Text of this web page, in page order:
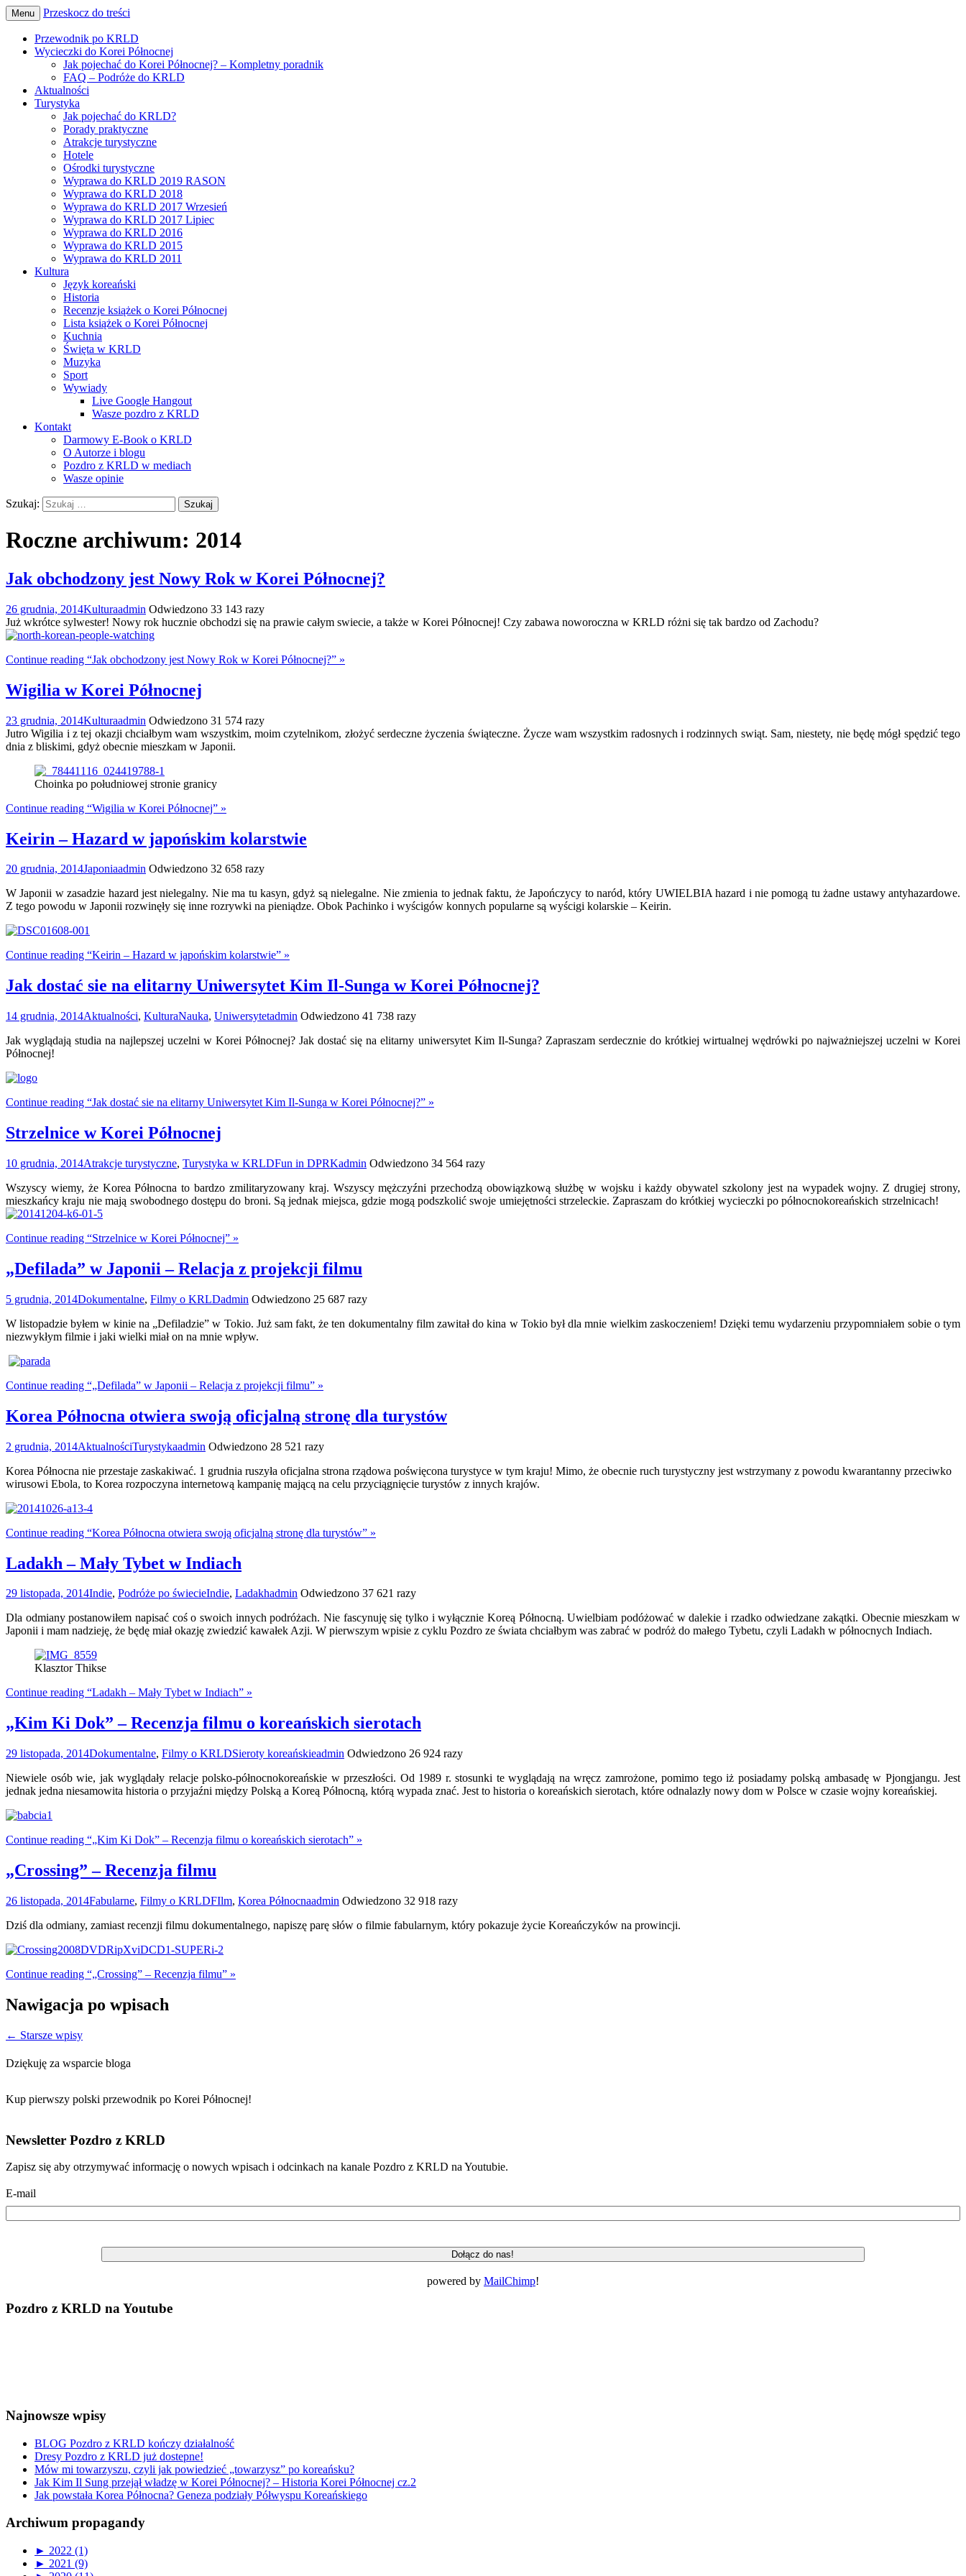
Pozdro z KRLD
Menu Przeskocz do treści
Przewodnik po KRLD
Wycieczki do Korei Północnej
Jak pojechać do Korei Północnej? – Kompletny poradnik
FAQ – Podróże do KRLD
Aktualności
Turystyka
Jak pojechać do KRLD?
Porady praktyczne
Atrakcje turystyczne
Hotele
Ośrodki turystyczne
Wyprawa do KRLD 2019 RASON
Wyprawa do KRLD 2018
Wyprawa do KRLD 2017 Wrzesień
Wyprawa do KRLD 2017 Lipiec
Wyprawa do KRLD 2016
Wyprawa do KRLD 2015
Wyprawa do KRLD 2011
Kultura
Język koreański
Historia
Recenzje książek o Korei Północnej
Lista książek o Korei Północnej
Kuchnia
Święta w KRLD
Muzyka
Sport
Wywiady
Live Google Hangout
Wasze pozdro z KRLD
Kontakt
Darmowy E-Book o KRLD
O Autorze i blogu
Pozdro z KRLD w mediach
Wasze opinie
Szukaj:
Roczne archiwum: 2014
Jak obchodzony jest Nowy Rok w Korei Północnej?
26 grudnia, 2014Kulturaadmin Odwiedzono 33 143 razy
Już wkrótce sylwester! Nowy rok hucznie obchodzi się na prawie całym swiecie, a także w Korei Północnej! Czy zabawa noworoczna w KRLD różni się tak bardzo od Zachodu?
Continue reading “Jak obchodzony jest Nowy Rok w Korei Północnej?” »
Wigilia w Korei Północnej
23 grudnia, 2014Kulturaadmin Odwiedzono 31 574 razy
Jutro Wigilia i z tej okazji chciałbym wam wszystkim, moim czytelnikom, złożyć serdeczne życzenia świąteczne. Życze wam wszystkim radosnych i rodzinnych swiąt. Sam, niestety, nie będę mógł spędzić tego
dnia z bliskimi, gdyż obecnie mieszkam w Japonii.
Choinka po południowej stronie granicy
Continue reading “Wigilia w Korei Północnej” »
Keirin – Hazard w japońskim kolarstwie
20 grudnia, 2014Japoniaadmin Odwiedzono 32 658 razy
W Japonii w zasadzie hazard jest nielegalny. Nie ma tu kasyn, gdyż są nielegalne. Nie zmienia to jednak faktu, że Japończycy to naród, który UWIELBIA hazard i nie pomogą tu żadne ustawy antyhazardowe.
Z tego powodu w Japonii rozwinęły się inne rozrywki na pieniądze. Obok Pachinko i wyścigów konnych popularne są wyścigi kolarskie – Keirin.
Continue reading “Keirin – Hazard w japońskim kolarstwie” »
Jak dostać sie na elitarny Uniwersytet Kim Il-Sunga w Korei Północnej?
14 grudnia, 2014Aktualności, KulturaNauka, Uniwersytetadmin Odwiedzono 41 738 razy
Jak wyglądają studia na najlepszej uczelni w Korei Północnej? Jak dostać się na elitarny uniwersytet Kim Il-Sunga? Zapraszam serdecznie do krótkiej wirtualnej wędrówki po najważniejszej uczelni w Korei
Północnej!
Continue reading “Jak dostać sie na elitarny Uniwersytet Kim Il-Sunga w Korei Północnej?” »
Strzelnice w Korei Północnej
10 grudnia, 2014Atrakcje turystyczne, Turystyka w KRLDFun in DPRKadmin Odwiedzono 34 564 razy
Wszyscy wiemy, że Korea Północna to bardzo zmilitaryzowany kraj. Wszyscy mężczyźni przechodzą obowiązkową służbę w wojsku i każdy obywatel szkolony jest na wypadek wojny. Z drugiej strony,
mieszkańcy kraju nie mają swobodnego dostępu do broni. Są jednak miejsca, gdzie mogą podszkolić swoje umiejętności strzeleckie. Zapraszam do krótkiej wycieczki po północnokoreańskich strzelnicach!
Continue reading “Strzelnice w Korei Północnej” »
„Defilada” w Japonii – Relacja z projekcji filmu
5 grudnia, 2014Dokumentalne, Filmy o KRLDadmin Odwiedzono 25 687 razy
W listopadzie byłem w kinie na „Defiladzie” w Tokio. Już sam fakt, że ten dokumentalny film zawitał do kina w Tokio był dla mnie wielkim zaskoczeniem! Dzięki temu wydarzeniu przypomniałem sobie o tym
niezwykłym filmie i jaki wielki miał on na mnie wpływ.
Continue reading “„Defilada” w Japonii – Relacja z projekcji filmu” »
Korea Północna otwiera swoją oficjalną stronę dla turystów
2 grudnia, 2014AktualnościTurystykaadmin Odwiedzono 28 521 razy
Korea Północna nie przestaje zaskakiwać. 1 grudnia ruszyła oficjalna strona rządowa poświęcona turystyce w tym kraju! Mimo, że obecnie ruch turystyczny jest wstrzymany z powodu kwarantanny przeciwko
wirusowi Ebola, to Korea rozpoczyna internetową kampanię mającą na celu przyciągnięcie turystów z innych krajów.
Continue reading “Korea Północna otwiera swoją oficjalną stronę dla turystów” »
Ladakh – Mały Tybet w Indiach
29 listopada, 2014Indie, Podróże po świecieIndie, Ladakhadmin Odwiedzono 37 621 razy
Dla odmiany postanowiłem napisać coś o swoich innych podróżach. Nie fascynuję się tylko i wyłącznie Koreą Północną. Uwielbiam podóżować w dalekie i rzadko odwiedzane zakątki. Obecnie mieszkam w
Japonii i mam nadzieję, że będę miał okazję zwiedzić kawałek Azji. W pierwszym wpisie z cyklu Pozdro ze świata chciałbym was zabrać w podróż do małego Tybetu, czyli Ladakh w północnych Indiach.
Klasztor Thikse
Continue reading “Ladakh – Mały Tybet w Indiach” »
„Kim Ki Dok” – Recenzja filmu o koreańskich sierotach
29 listopada, 2014Dokumentalne, Filmy o KRLDSieroty koreańskieadmin Odwiedzono 26 924 razy
Niewiele osób wie, jak wyglądały relacje polsko-północnokoreańskie w przeszłości. Od 1989 r. stosunki te wyglądają na wręcz zamrożone, pomimo tego iż posiadamy polską ambasadę w Pjongjangu. Jest
jednak jedna niesamowita historia o przyjaźni między Polską a Koreą Północną, którą wypada znać. Jest to historia o koreańskich sierotach, które odnalazły nowy dom w Polsce w czasie wojny koreańskiej.
Continue reading “„Kim Ki Dok” – Recenzja filmu o koreańskich sierotach” »
„Crossing” – Recenzja filmu
26 listopada, 2014Fabularne, Filmy o KRLDFIlm, Korea Północnaadmin Odwiedzono 32 918 razy
Dziś dla odmiany, zamiast recenzji filmu dokumentalnego, napiszę parę słów o filmie fabularnym, który pokazuje życie Koreańczyków na prowincji.
Continue reading “„Crossing” – Recenzja filmu” »
Nawigacja po wpisach
← Starsze wpisy
Dziękuję za wsparcie bloga
Kup pierwszy polski przewodnik po Korei Północnej!
Newsletter Pozdro z KRLD
Zapisz się aby otrzymywać informację o nowych wpisach i odcinkach na kanale Pozdro z KRLD na Youtubie.
E-mail
powered by MailChimp!
Pozdro z KRLD na Youtube
Najnowsze wpisy
BLOG Pozdro z KRLD kończy działalność
Dresy Pozdro z KRLD już dostepne!
Mów mi towarzyszu, czyli jak powiedzieć „towarzysz” po koreańsku?
Jak Kim Il Sung przejął władzę w Korei Północnej? – Historia Korei Północnej cz.2
Jak powstała Korea Północna? Geneza podziały Półwyspu Koreańskiego
Archiwum propagandy
► 2022 (1)
► 2021 (9)